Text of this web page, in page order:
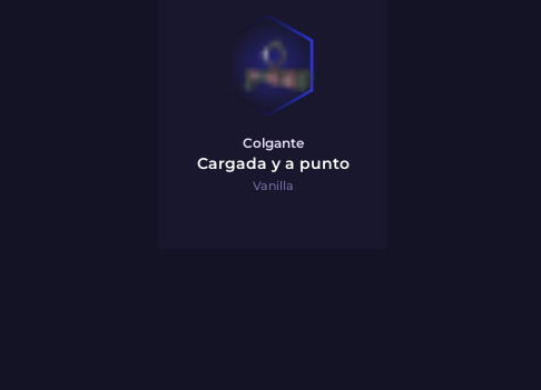
Colgante
Cargada y a punto
Vanilla